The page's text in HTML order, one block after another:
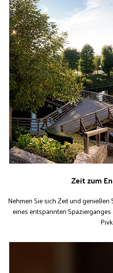
Zeit zum
Nehmen Sie sich Zeit und
eines entspannten